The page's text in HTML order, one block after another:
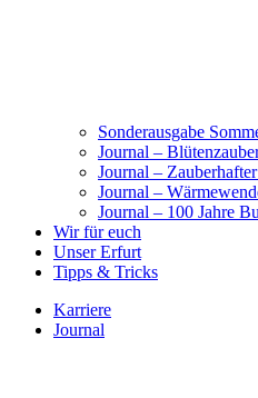
Sonderausgabe
Journal –
Journal –
Journal –
Journal – 100 Jahre
Wir für euch
Unser Erfurt
Tipps & Tricks
Karriere
Journal